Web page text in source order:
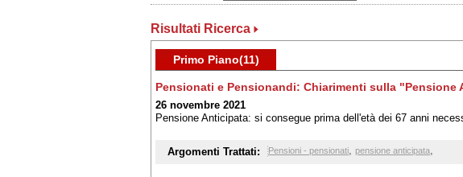
Risultati Ricerca
Primo Piano(11)
Pensionati e Pensionandi: Chiarimenti sulla "Pensione
26 novembre 2021
Pensione Anticipata: si consegue prima dell'età dei 67 anni
Argomenti Trattati: Pensioni - pensionati, pensione anticipata,